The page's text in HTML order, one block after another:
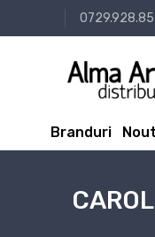
Branduri